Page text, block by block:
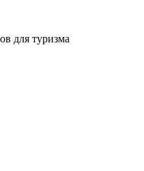
для туризма